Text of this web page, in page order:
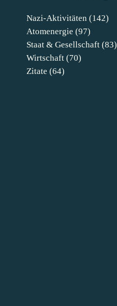
Nazi-Aktivitäten (142)
Atomenergie (97)
Staat & Gesellschaft (83)
Wirtschaft (70)
Zitate (64)